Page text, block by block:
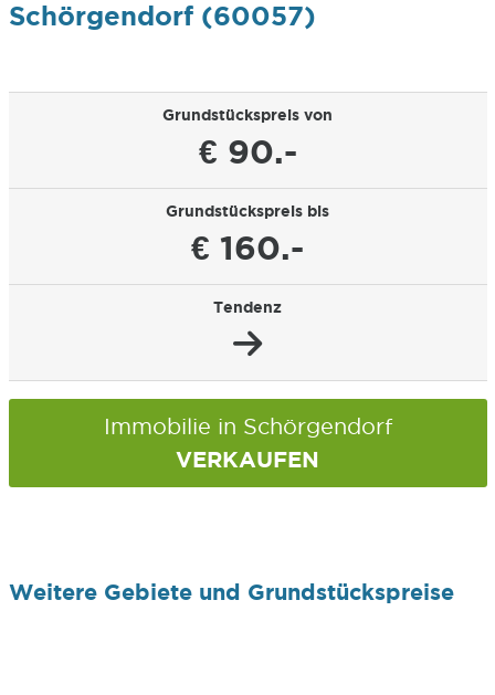
Schörgendorf (60057)
Grundstückspreis von
€ 90.-
Grundstückspreis bis
€ 160.-
Tendenz
Immobilie in Schörgendorf
VERKAUFEN
Weitere Gebiete und Grundstückspreise